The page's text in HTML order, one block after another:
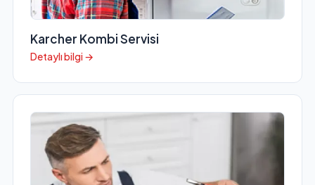
Karcher Kombi Servisi
Detaylı bilgi →